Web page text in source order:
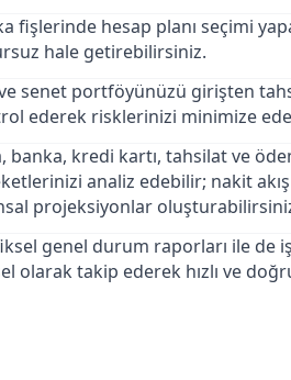
fişlerinde hesap planı seçimi
hale getirebilirsiniz.
senet portföyünüzü girişten
ederek risklerinizi minimize
banka, kredi kartı, tahsilat ve
analiz edebilir; nakit
projeksiyonlar
genel durum raporları ile de
olarak takip ederek hızlı ve